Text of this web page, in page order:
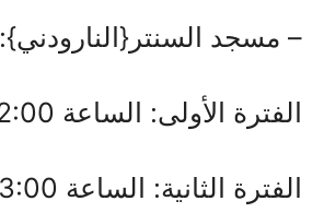
– مسجد السنتر{النارودني}:
الفترة الأولى: الساعة 12:00
الفترة الثانية: الساعة 13:00